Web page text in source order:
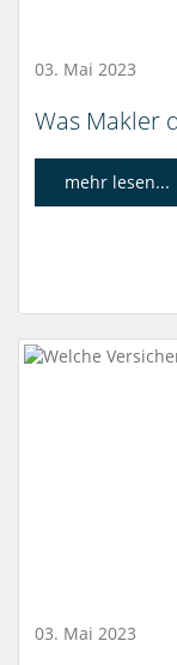
03. Mai 2023
Was Makler
mehr lesen...
03. Mai 2023